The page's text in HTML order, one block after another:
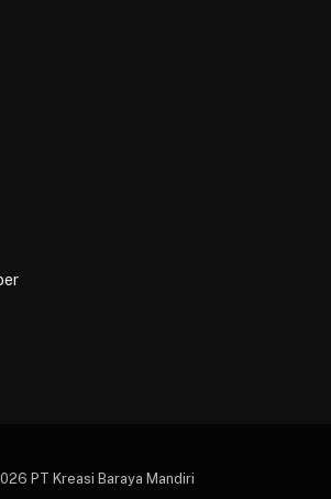
PT Kreasi Baraya Mandiri